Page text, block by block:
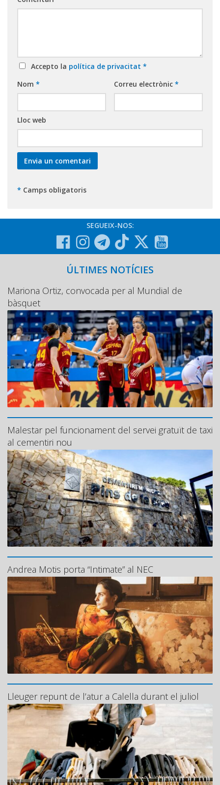
Accepto la política de privacitat *
Nom * Correu electrònic *
Lloc web
* Camps obligatoris
SEGUEIX-NOS:
ÚLTIMES NOTÍCIES
Mariona Ortiz, convocada per al Mundial de
bàsquet
Malestar pel funcionament del servei gratuït de taxi
al cementiri nou
Andrea Motis porta “Intimate” al NEC
Lleuger repunt de l’atur a Calella durant el juliol